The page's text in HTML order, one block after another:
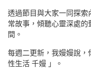
透過節目與大家一同探
常故事，傾聽心靈深處
間。
每週二更新，我嫚嫚說
性生活 千嫚 」。